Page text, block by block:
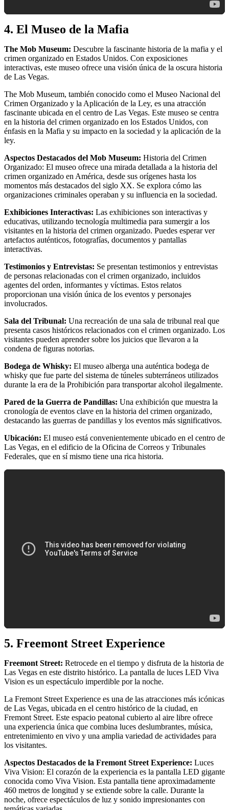
4. El Museo de la Mafia
The Mob Museum: Descubre la fascinante historia de la mafia y el
crimen organizado en Estados Unidos. Con exposiciones
interactivas, este museo ofrece una visión única de la oscura historia
de Las Vegas.
The Mob Museum, también conocido como el Museo Nacional del
Crimen Organizado y la Aplicación de la Ley, es una atracción
fascinante ubicada en el centro de Las Vegas. Este museo se centra
en la historia del crimen organizado en los Estados Unidos, con
énfasis en la Mafia y su impacto en la sociedad y la aplicación de la
ley.
Aspectos Destacados del Mob Museum: Historia del Crimen
Organizado: El museo ofrece una mirada detallada a la historia del
crimen organizado en América, desde sus orígenes hasta los
momentos más destacados del siglo XX. Se explora cómo las
organizaciones criminales operaban y su influencia en la sociedad.
Exhibiciones Interactivas: Las exhibiciones son interactivas y
educativas, utilizando tecnología multimedia para sumergir a los
visitantes en la historia del crimen organizado. Puedes esperar ver
artefactos auténticos, fotografías, documentos y pantallas
interactivas.
Testimonios y Entrevistas: Se presentan testimonios y entrevistas
de personas relacionadas con el crimen organizado, incluidos
agentes del orden, informantes y víctimas. Estos relatos
proporcionan una visión única de los eventos y personajes
involucrados.
Sala del Tribunal: Una recreación de una sala de tribunal real que
presenta casos históricos relacionados con el crimen organizado. Los
visitantes pueden aprender sobre los juicios que llevaron a la
condena de figuras notorias.
Bodega de Whisky: El museo alberga una auténtica bodega de
whisky que fue parte del sistema de túneles subterráneos utilizados
durante la era de la Prohibición para transportar alcohol ilegalmente.
Pared de la Guerra de Pandillas: Una exhibición que muestra la
cronología de eventos clave en la historia del crimen organizado,
destacando las guerras de pandillas y los eventos más significativos.
Ubicación: El museo está convenientemente ubicado en el centro de
Las Vegas, en el edificio de la Oficina de Correos y Tribunales
Federales, que en sí mismo tiene una rica historia.
5. Freemont Street Experience
Freemont Street: Retrocede en el tiempo y disfruta de la historia de
Las Vegas en este distrito histórico. La pantalla de luces LED Viva
Vision es un espectáculo imperdible por la noche.
La Fremont Street Experience es una de las atracciones más icónicas
de Las Vegas, ubicada en el centro histórico de la ciudad, en
Fremont Street. Este espacio peatonal cubierto al aire libre ofrece
una experiencia única que combina luces deslumbrantes, música,
entretenimiento en vivo y una amplia variedad de actividades para
los visitantes.
Aspectos Destacados de la Fremont Street Experience: Luces
Viva Vision: El corazón de la experiencia es la pantalla LED gigante
conocida como Viva Vision. Esta pantalla tiene aproximadamente
460 metros de longitud y se extiende sobre la calle. Durante la
noche, ofrece espectáculos de luz y sonido impresionantes con